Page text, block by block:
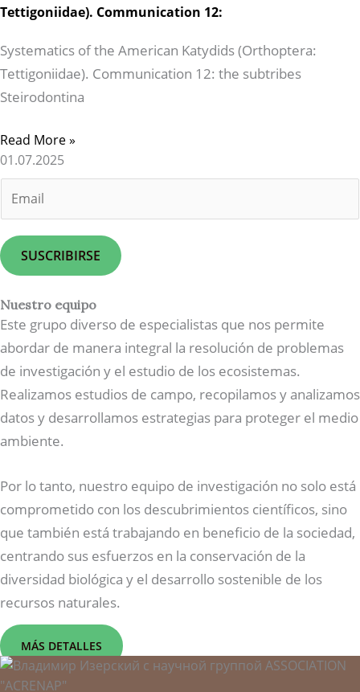
Tettigoniidae). Communication 12:
Systematics of the American Katydids (Orthoptera:
Tettigoniidae). Communication 12: the subtribes
Steirodontina
Read More »
01.07.2025
m
i
l
SUSCRIBIRSE
Nuestro equipo
Este grupo diverso de especialistas que nos permite
abordar de manera integral la resolución de problemas
de investigación y el estudio de los ecosistemas.
Realizamos estudios de campo, recopilamos y analizamos
datos y desarrollamos estrategias para proteger el medio
ambiente.
Por lo tanto, nuestro equipo de investigación no solo está
comprometido con los descubrimientos científicos, sino
que también está trabajando en beneficio de la sociedad,
centrando sus esfuerzos en la conservación de la
diversidad biológica y el desarrollo sostenible de los
recursos naturales.
MÁS DETALLES